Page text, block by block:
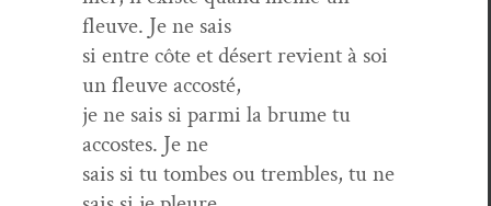
fleuve. Je ne sais
si entre côte et désert revient à soi
un fleuve accosté,
je ne sais si par­mi la brume tu
accostes. Je ne
sais si tu tombes ou trem­bles, tu ne